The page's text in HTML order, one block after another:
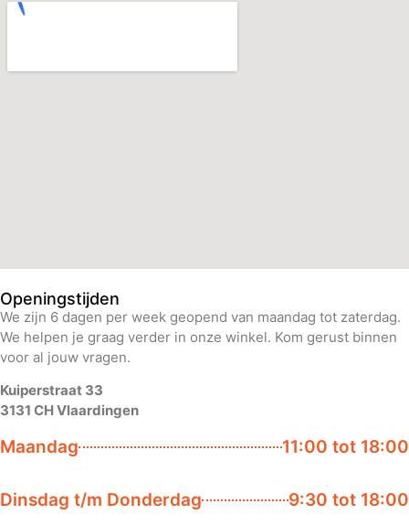
Openingstijden
We zijn 6 dagen per week geopend van maandag tot zaterdag.
We helpen je graag verder in onze winkel. Kom gerust binnen
voor al jouw vragen.
Kuiperstraat 33
3131 CH Vlaardingen
Maandag 11:00 tot 18:00
Dinsdag t/m Donderdag 9:30 tot 18:00